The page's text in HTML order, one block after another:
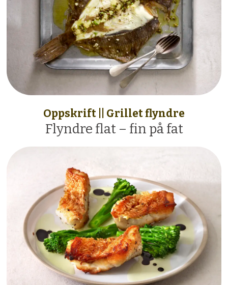
Oppskrift || Grillet flyndre
Flyndre flat – fin på fat